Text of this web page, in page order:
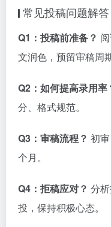
常见投稿问题解答
Q1：投稿前准备？
文润色，预留审稿周期
Q2：如何提高录用率
分、格式规范。
Q3：审稿流程？ 初
个月。
Q4：拒稿应对？ 分
投，保持积极心态。